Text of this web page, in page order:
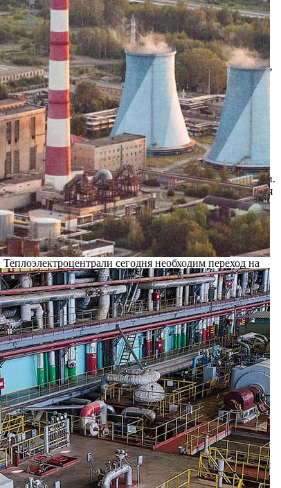
за 2013 год
по итогам регионального конкурса «Сильный бизнес
регионального политсовета партии «Единая Россия»
Рязанской ТЭЦ вырос более чем в 2,3 раза.
которая прошла в Доме общественных
годах. Победители определялись по четырём
заработной платы» и «Лидер по темпам роста
о чём свидетельствует количество участников
Сейчас нашу экономику ждут определённые сложности.
новых решений, это возможность для расширения
у нас растёт, — подчеркнула президент Рязанской
сегодня необходим переход на
власти, — сказал председатель совета
миллиардов рублей. Мы сегодня защищаем
поддержку и конструктивные предложения, чтобы
— бойлерная установка, в 2005 году —
— силовой трансформатор №5, в 2012 году —
активно поддержала реализацию Программы развития
110 кВ для повышения надежности работы Рязанского
2016 году. Установка этой турбины позволит с 2016
тыс. Гкал в год. В перспективе — реконструкция
новой схемы теплоснабжения города Рязани, которая